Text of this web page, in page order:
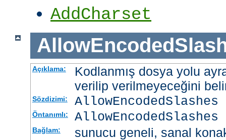
AddCharset
Açıklama:
Kodlanmış dosya yolu
verilip verilmeyeceğini
Sözdizimi: AllowEncodedSlashes
Öntanımlı:
Bağlam: sunucu geneli, sanal